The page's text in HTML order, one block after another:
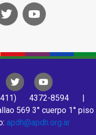
4372-8594 |
569 3° cuerpo 1°
apdh@apdh.org.ar